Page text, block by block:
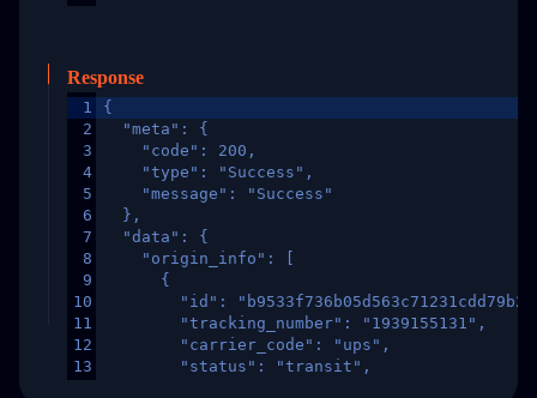
Response
1
2
3
4
5
6
7
8
9
10
11
12
13
{
  "meta": {
    "code": 200,
    "type": "Success",
    "message": "Success"
  },
  "data": {
    "origin_info": [
      {
"id":
        "tracking_number": "1939155131",
        "carrier_code": "ups",
        "status": "transit",